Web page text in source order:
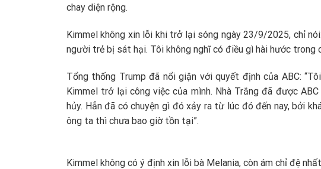
chay diện rộng.
Kimmel không xin lỗi khi trở lại sóng ngày 23/9/2025, chỉ
người trẻ bị sát hại. Tôi không nghĩ có điều gì hài hước trong
Tổng thống Trump đã nổi giận với quyết định của ABC:
Kimmel trở lại công việc của mình. Nhà Trắng đã được
hủy. Hẳn đã có chuyện gì đó xảy ra từ lúc đó đến nay, bởi
ông ta thì chưa bao giờ tồn tại”.
Kimmel không có ý định xin lỗi bà Melania, còn ám chỉ đệ